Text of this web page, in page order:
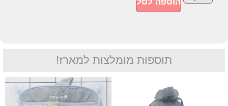
תוספות מומלצות למארז!